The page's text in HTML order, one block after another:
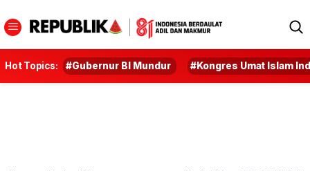
Hot Topics: #Gubernur BI Mundur #Kongres Umat Islam